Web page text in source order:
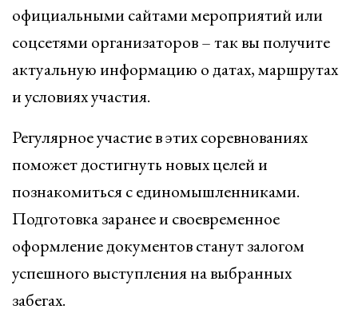
официальными сайтами мероприятий или
соцсетями организаторов – так вы получите
актуальную информацию о датах, маршрутах
и условиях участия.
Регулярное участие в этих соревнованиях
поможет достигнуть новых целей и
познакомиться с единомышленниками.
Подготовка заранее и своевременное
оформление документов станут залогом
успешного выступления на выбранных
забегах.